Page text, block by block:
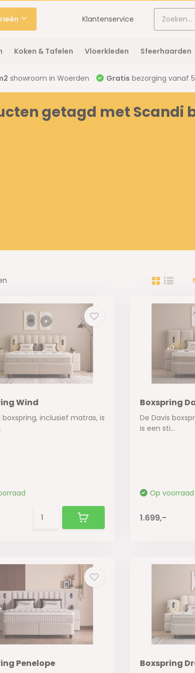
Klantenservice
Koken & Tafelen Vloerkleden Sfeerhaarden
showroom in Woerden Gratis bezorging vanaf
getagd met Scandi
Wind
boxspring, inclusief matras, is
Boxspring
De Davis
is een sti...
Op voorraad
1.699,-
Penelope Boxspring